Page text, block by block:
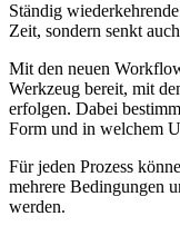
Ständig
Zeit, sondern senkt
Mit den neuen
Werkzeug bereit, mit
erfolgen. Dabei
Form und in welchem
Für jeden Prozess
mehrere Bedingungen
werden.